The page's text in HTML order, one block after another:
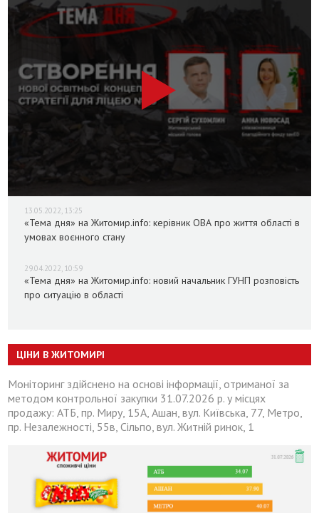
13.05.2022, 13:25
«Тема дня» на Житомир.info: керівник ОВА про життя області в
умовах воєнного стану
29.04.2022, 10:59
«Тема дня» на Житомир.info: новий начальник ГУНП розповість
про ситуацію в області
ЦІНИ В ЖИТОМИРІ
Моніторинг здійснено на основі інформації, отриманої за
методом контрольної закупки 31.07.2026 р. у місцях
продажу: АТБ, пр. Миру, 15А, Ашан, вул. Київська, 77, Метро,
пр. Незалежності, 55в, Сільпо, вул. Житній ринок, 1